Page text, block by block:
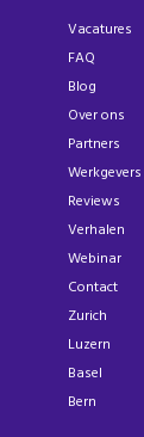
Vacatures
FAQ
Blog
Over ons
Partners
Werkgevers
Reviews
Verhalen
Webinar
Contact
Zurich
Luzern
Basel
Bern